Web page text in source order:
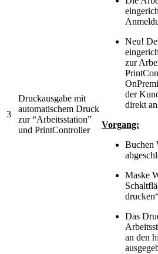
3
Druckausgabe mit
automatischem Druck
zur “Arbeitsstation”
und PrintController
Neu!
zur
der
direkt
Vorgang:
Buchen
Maske
Das
an den